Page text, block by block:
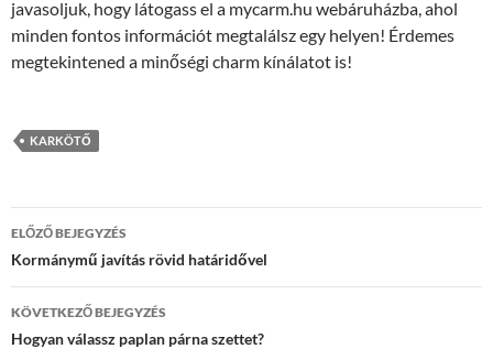
javasoljuk, hogy látogass el a mycarm.hu webáruházba, ahol
minden fontos információt megtalálsz egy helyen! Érdemes
megtekintened a minőségi charm kínálatot is!
KARKÖTŐ
Bejegyzés
navigáció
ELŐZŐ BEJEGYZÉS
Kormánymű javítás rövid határidővel
KÖVETKEZŐ BEJEGYZÉS
Hogyan válassz paplan párna szettet?